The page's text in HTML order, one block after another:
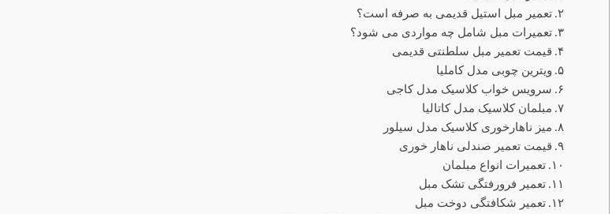
تعمیر مبل استیل قدیمی به صرفه است؟
تعمیرات مبل شامل چه مواردی می شود؟
قیمت تعمیر مبل سلطنتی قدیمی
ویترین چوبی مدل کاملیا
سرویس خواب کلاسیک مدل کاجی
مبلمان کلاسیک مدل کاتالیا
میز ناهارخوری کلاسیک مدل سیلور
قیمت تعمیر صندلی ناهار خوری
تعمیرات انواع مبلمان
تعمیر فرورفتگی تشک مبل
تعمیر شکافتگی دوخت مبل